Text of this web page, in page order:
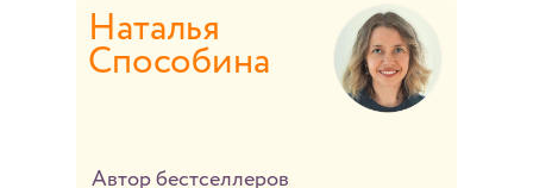
Автор бестселлеров
Наталья
Способина